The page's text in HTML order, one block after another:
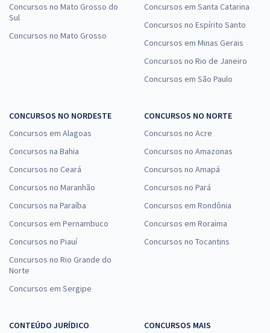
Concursos no Mato Grosso do
Sul
Concursos no Mato Grosso
Concursos em Santa Catarina
Concursos no Espírito Santo
Concursos em Minas Gerais
Concursos no Rio de Janeiro
Concursos em São Paulo
CONCURSOS NO NORDESTE
Concursos em Alagoas
Concursos na Bahia
Concursos no Ceará
Concursos no Maranhão
Concursos na Paraíba
Concursos em Pernambuco
Concursos no Piauí
Concursos no Rio Grande do
Norte
Concursos em Sergipe
CONCURSOS NO NORTE
Concursos no Acre
Concursos no Amazonas
Concursos no Amapá
Concursos no Pará
Concursos em Rondônia
Concursos em Roraima
Concursos no Tocantins
CONTEÚDO JURÍDICO
CONCURSOS MAIS